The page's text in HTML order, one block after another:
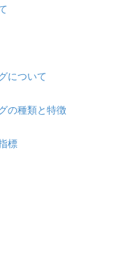
について
の種類と特徴
標